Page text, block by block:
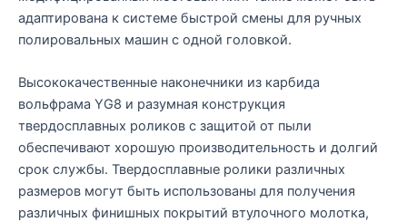
адаптирована к системе быстрой смены для ручных
полировальных машин с одной головкой.
Высококачественные наконечники из карбида
вольфрама YG8 и разумная конструкция
твердосплавных роликов с защитой от пыли
обеспечивают хорошую производительность и долгий
срок службы. Твердосплавные ролики различных
размеров могут быть использованы для получения
различных финишных покрытий втулочного молотка,